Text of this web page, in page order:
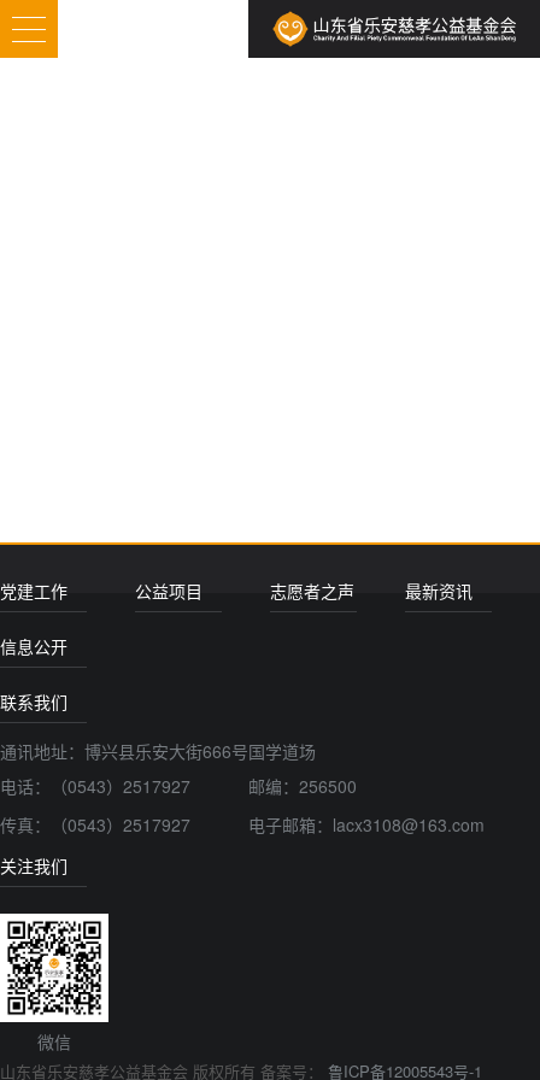
党建工作 公益项目 志愿者之声 最新资讯
信息公开
联系我们
通讯地址：博兴县乐安大街666号国学道场
电话：
（0543）2517927
邮编：256500
传真：
（0543）2517927
电子邮箱：lacx3108@163.com
关注我们
微信
山东省乐安慈孝公益基金会 版权所有 备案号： 鲁ICP备12005543号-1